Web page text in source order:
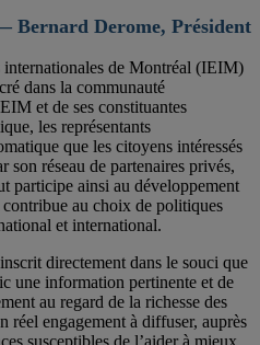
Bernard Derome, Président
internationales de Montréal (IEIM)
dans la communauté
et de ses constituantes
les représentants
que les citoyens intéressés
son réseau de partenaires privés,
participe ainsi au développement
au choix de politiques
et international.
directement dans le souci que
une information pertinente et de
au regard de la richesse des
réel engagement à diffuser, auprès